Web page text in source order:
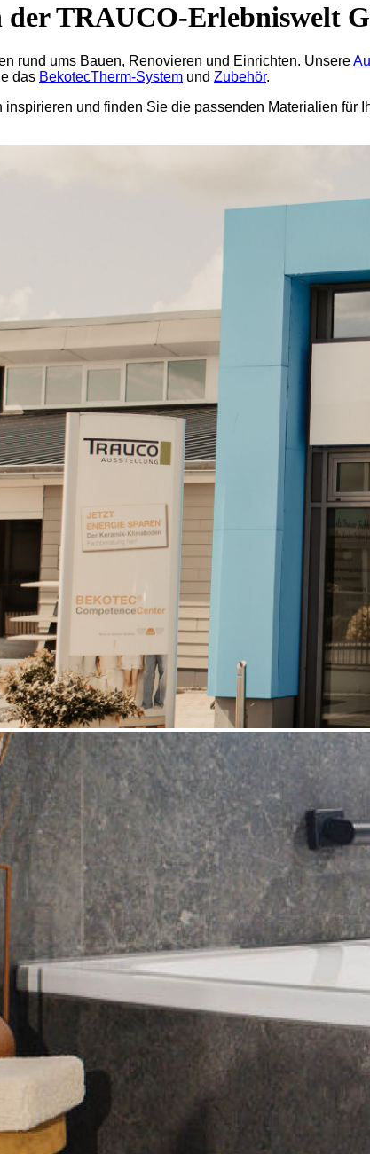
TRAUCO-Erlebniswelt
rund ums Bauen, Renovieren und Einrichten. Unsere
das BekotecTherm-System und Zubehör.
und finden Sie die passenden Materialien für